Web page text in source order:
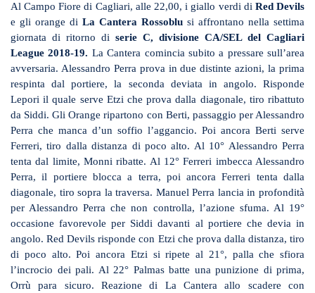
Al Campo Fiore di Cagliari, alle 22,00, i giallo verdi di Red Devils
e gli orange di La Cantera Rossoblu si affrontano nella settima
giornata di ritorno di serie C, divisione CA/SEL del Cagliari
League 2018-19. La Cantera comincia subito a pressare sull’area
avversaria. Alessandro Perra prova in due distinte azioni, la prima
respinta dal portiere, la seconda deviata in angolo. Risponde
Lepori il quale serve Etzi che prova dalla diagonale, tiro ribattuto
da Siddi. Gli Orange ripartono con Berti, passaggio per Alessandro
Perra che manca d’un soffio l’aggancio. Poi ancora Berti serve
Ferreri, tiro dalla distanza di poco alto. Al 10° Alessandro Perra
tenta dal limite, Monni ribatte. Al 12° Ferreri imbecca Alessandro
Perra, il portiere blocca a terra, poi ancora Ferreri tenta dalla
diagonale, tiro sopra la traversa. Manuel Perra lancia in profondità
per Alessandro Perra che non controlla, l’azione sfuma. Al 19°
occasione favorevole per Siddi davanti al portiere che devia in
angolo. Red Devils risponde con Etzi che prova dalla distanza, tiro
di poco alto. Poi ancora Etzi si ripete al 21°, palla che sfiora
l’incrocio dei pali. Al 22° Palmas batte una punizione di prima,
Orrù para sicuro. Reazione di La Cantera allo scadere con